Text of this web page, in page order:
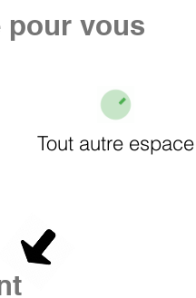
pour vous
Tout autre espace